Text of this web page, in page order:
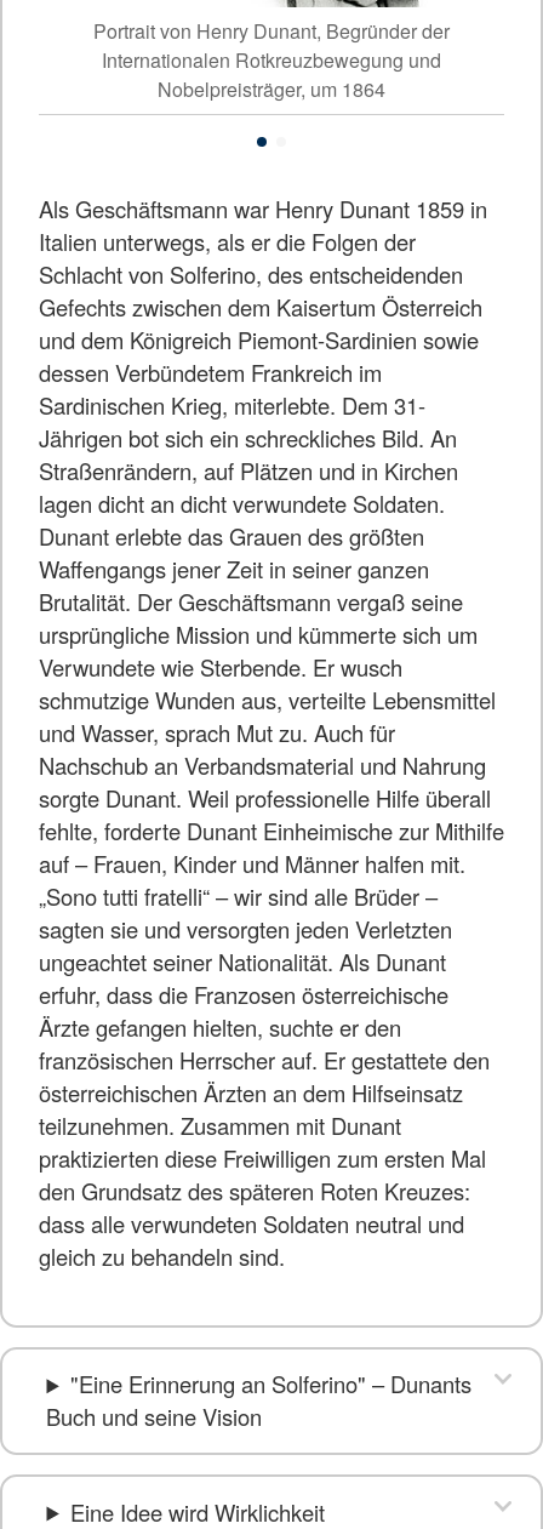
Portrait von Henry Dunant, Begründer der
Internationalen Rotkreuzbewegung und
Nobelpreisträger, um 1864
Als Geschäftsmann war Henry Dunant 1859 in
Italien unterwegs, als er die Folgen der
Schlacht von Solferino, des entscheidenden
Gefechts zwischen dem Kaisertum Österreich
und dem Königreich Piemont-Sardinien sowie
dessen Verbündetem Frankreich im
Sardinischen Krieg, miterlebte. Dem 31-
Jährigen bot sich ein schreckliches Bild. An
Straßenrändern, auf Plätzen und in Kirchen
lagen dicht an dicht verwundete Soldaten.
Dunant erlebte das Grauen des größten
Waffengangs jener Zeit in seiner ganzen
Brutalität. Der Geschäftsmann vergaß seine
ursprüngliche Mission und kümmerte sich um
Verwundete wie Sterbende. Er wusch
schmutzige Wunden aus, verteilte Lebensmittel
und Wasser, sprach Mut zu. Auch für
Nachschub an Verbandsmaterial und Nahrung
sorgte Dunant. Weil professionelle Hilfe überall
fehlte, forderte Dunant Einheimische zur Mithilfe
auf – Frauen, Kinder und Männer halfen mit.
„Sono tutti fratelli“ – wir sind alle Brüder –
sagten sie und versorgten jeden Verletzten
ungeachtet seiner Nationalität. Als Dunant
erfuhr, dass die Franzosen österreichische
Ärzte gefangen hielten, suchte er den
französischen Herrscher auf. Er gestattete den
österreichischen Ärzten an dem Hilfseinsatz
teilzunehmen. Zusammen mit Dunant
praktizierten diese Freiwilligen zum ersten Mal
den Grundsatz des späteren Roten Kreuzes:
dass alle verwundeten Soldaten neutral und
gleich zu behandeln sind.
"Eine Erinnerung an Solferino" – Dunants
Buch und seine Vision
Eine Idee wird Wirklichkeit